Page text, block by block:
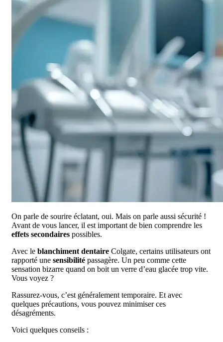
On parle de sourire éclatant, oui. Mais on parle aussi sécurité !
Avant de vous lancer, il est important de bien comprendre les
effets secondaires possibles.
Avec le blanchiment dentaire Colgate, certains utilisateurs ont
rapporté une sensibilité passagère. Un peu comme cette
sensation bizarre quand on boit un verre d’eau glacée trop vite.
Vous voyez ?
Rassurez-vous, c’est généralement temporaire. Et avec
quelques précautions, vous pouvez minimiser ces
désagréments.
Voici quelques conseils :